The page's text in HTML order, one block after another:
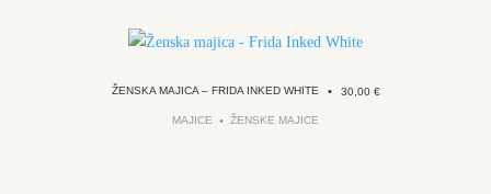
ŽENSKA MAJICA – FRIDA INKED WHITE • 30,00 €
MAJICE ŽENSKE MAJICE